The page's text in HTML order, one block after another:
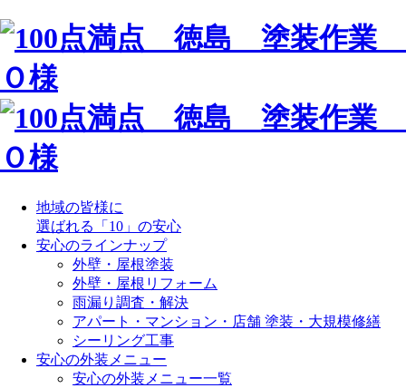
地域の皆様に
選ばれる「10」の安心
安心のラインナップ
外壁・屋根塗装
外壁・屋根リフォーム
雨漏り調査・解決
アパート・マンション・店舗 塗装・大規模修繕
シーリング工事
安心の外装メニュー
安心の外装メニュー一覧